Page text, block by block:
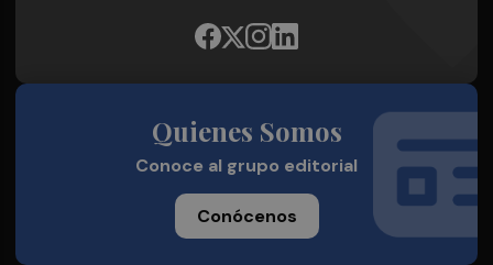
Quienes Somos
Conoce al grupo editorial
Conócenos